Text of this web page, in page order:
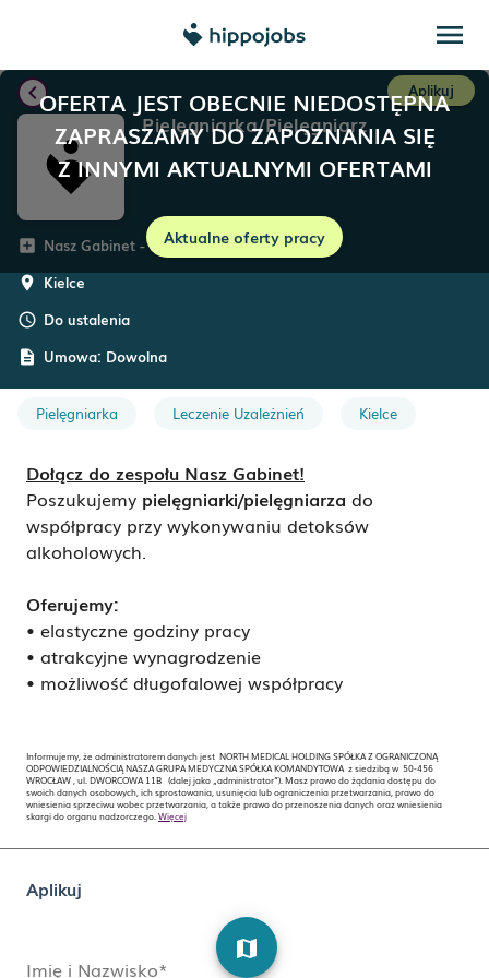
menu
OFERTA JEST OBECNIE NIEDOSTĘPNA
ZAPRASZAMY DO ZAPOZNANIA SIĘ
Z INNYMI AKTUALNYMI OFERTAMI
Aktualne oferty pracy
chevron_left Aplikuj
Pielęgniarka/Pielęgniarz
add_box Nasz Gabinet - leczenie uzależnień
room Kielce
schedule Do ustalenia
description Umowa: Dowolna
Pielęgniarka Leczenie Uzależnień Kielce
Dołącz do zespołu Nasz Gabinet!
Poszukujemy pielęgniarki/pielęgniarza do
współpracy przy wykonywaniu detoksów
alkoholowych.
Oferujemy:
• elastyczne godziny pracy
• atrakcyjne wynagrodzenie
• możliwość długofalowej współpracy
Informujemy, że administratorem danych jest NORTH MEDICAL HOLDING SPÓŁKA Z OGRANICZONĄ
ODPOWIEDZIALNOŚCIĄ NASZA GRUPA MEDYCZNA SPÓŁKA KOMANDYTOWA z siedzibą w 50-456
WROCŁAW , ul. DWORCOWA 11B (dalej jako „administrator”). Masz prawo do żądania dostępu do
swoich danych osobowych, ich sprostowania, usunięcia lub ograniczenia przetwarzania, prawo do
wniesienia sprzeciwu wobec przetwarzania, a także prawo do przenoszenia danych oraz wniesienia
skargi do organu nadzorczego. Więcej
Aplikuj
Imię i Nazwisko*
map